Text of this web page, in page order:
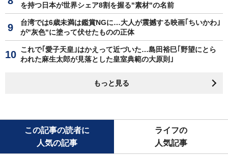
を持つ日本が世界シェア8割を握る"素材"の名前
台湾では6歳未満は鑑賞NGに…大人が震撼する映画｢ちいかわ｣
が"灰色"に塗って伏せたものの正体
これで｢愛子天皇｣はかえって近づいた…島田裕巳｢野望にとら
われた麻生太郎が見落とした皇室典範の大原則｣
もっと見る
この記事の読者に
人気の記事
ライフの
人気記事